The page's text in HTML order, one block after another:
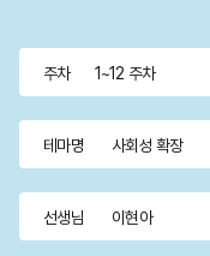
주차 1~12 주차
테마명 사회성 확장
선생님 이현아